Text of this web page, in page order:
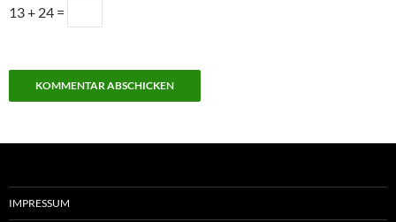
13 + 24 =
IMPRESSUM